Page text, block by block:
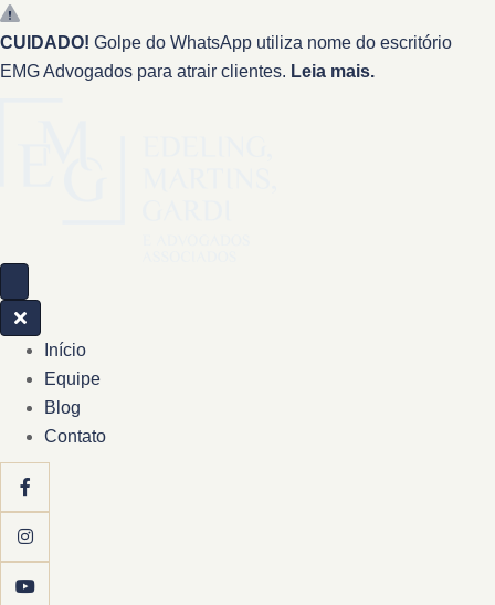
CUIDADO! Golpe do WhatsApp utiliza nome do escritório
EMG Advogados para atrair clientes. Leia mais.
Início
Equipe
Blog
Contato